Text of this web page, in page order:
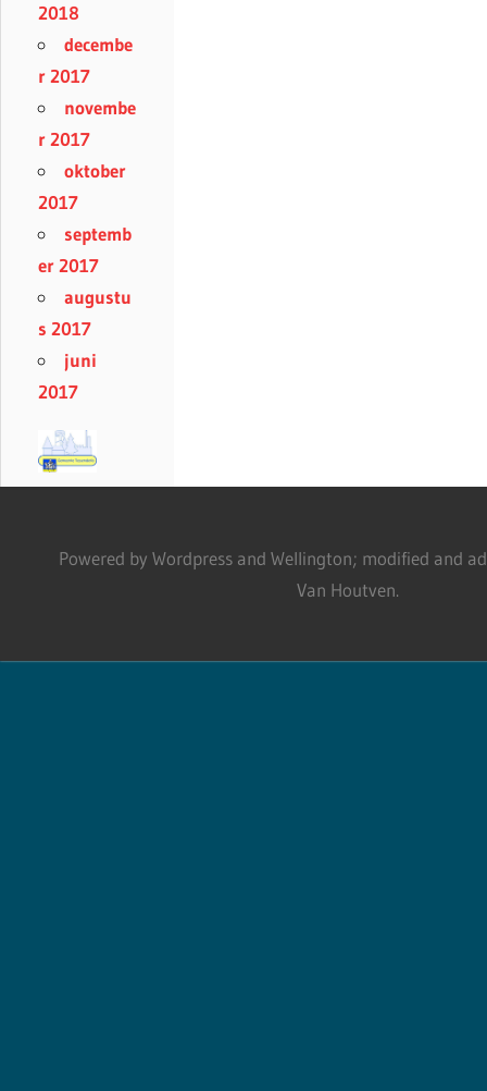
2018
decembe
r 2017
novembe
r 2017
oktober
2017
septemb
er 2017
augustu
s 2017
juni
2017
Powered by Wordpress and Wellington; modified and
Van Houtven.